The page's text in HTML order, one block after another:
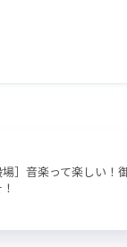
場］音楽って楽しい！